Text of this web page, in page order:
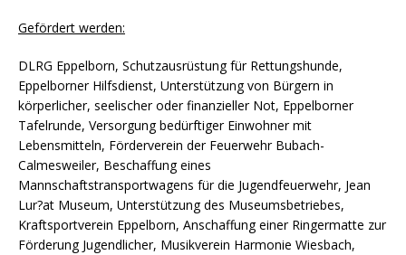
Gefördert werden:
DLRG Eppelborn, Schutzausrüstung für Rettungshunde,
Eppelborner Hilfsdienst, Unterstützung von Bürgern in
körperlicher, seelischer oder finanzieller Not, Eppelborner
Tafelrunde, Versorgung bedürftiger Einwohner mit
Lebensmitteln, Förderverein der Feuerwehr Bubach-
Calmesweiler, Beschaffung eines
Mannschaftstransportwagens für die Jugendfeuerwehr, Jean
Lur?at Museum, Unterstützung des Museumsbetriebes,
Kraftsportverein Eppelborn, Anschaffung einer Ringermatte zur
Förderung Jugendlicher, Musikverein Harmonie Wiesbach,